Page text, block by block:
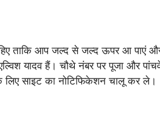
ताकि आप जल्द से जल्द ऊपर आ पाएं
एल्विश यादव हैं। चौथे नंबर पर पूजा और
लिए साइट का नोटिफिकेशन चालू कर ले।